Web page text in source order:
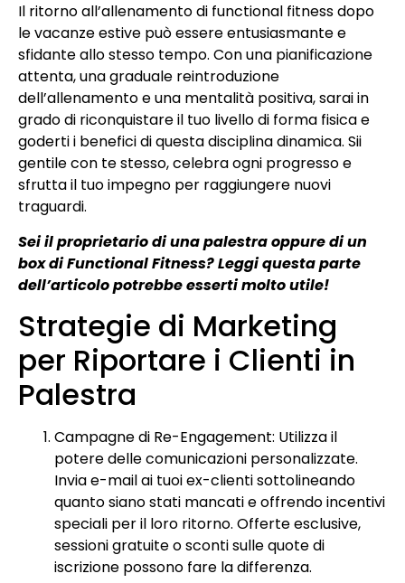
Il ritorno all’allenamento di functional fitness dopo
le vacanze estive può essere entusiasmante e
sfidante allo stesso tempo. Con una pianificazione
attenta, una graduale reintroduzione
dell’allenamento e una mentalità positiva, sarai in
grado di riconquistare il tuo livello di forma fisica e
goderti i benefici di questa disciplina dinamica. Sii
gentile con te stesso, celebra ogni progresso e
sfrutta il tuo impegno per raggiungere nuovi
traguardi.
Sei il proprietario di una palestra oppure di un
box di Functional Fitness? Leggi questa parte
dell’articolo potrebbe esserti molto utile!
Strategie di Marketing
per Riportare i Clienti in
Palestra
Campagne di Re-Engagement: Utilizza il
potere delle comunicazioni personalizzate.
Invia e-mail ai tuoi ex-clienti sottolineando
quanto siano stati mancati e offrendo incentivi
speciali per il loro ritorno. Offerte esclusive,
sessioni gratuite o sconti sulle quote di
iscrizione possono fare la differenza.